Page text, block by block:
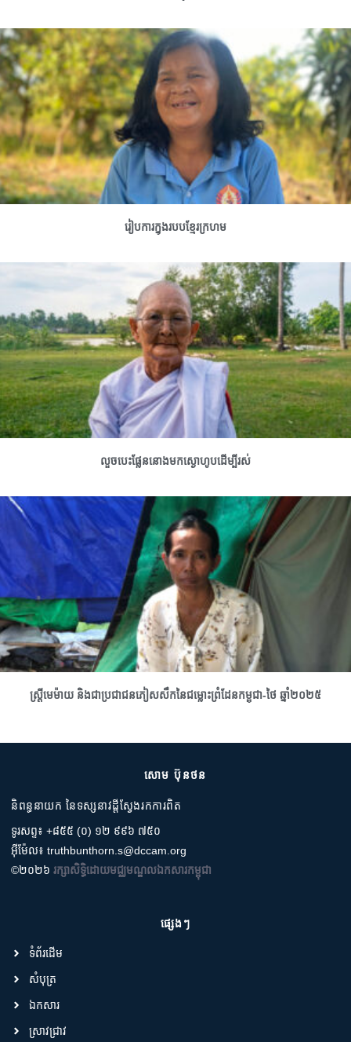
រៀបការក្នុងរបបខ្មែរក្រហម
លួចបេះផ្លែននោងមកស្ងោហូបដើម្បីរស់
ស្រ្តីមេម៉ាយ និងជាប្រជាជនភៀសសឹកនៃជម្លោះព្រំដែនកម្ពុជា-ថៃ ឆ្នាំ២០២៥
សោម ប៊ុនថន
និពន្ធនាយក នៃទស្សនាវដ្តីស្វែងរកការពិត
ទូរសព្ទ៖ +៨៥៥ (០) ១២ ៩៩៦ ៧៥០
អ៊ីម៉ែល៖ truthbunthorn.s@dccam.org
©២០២៦ រក្សាសិទ្ធិដោយមជ្ឈមណ្ឌលឯកសារកម្ពុជា
ផ្សេងៗ
ទំព័រដើម
សំបុត្រ
ឯកសារ
ស្រាវជ្រាវ